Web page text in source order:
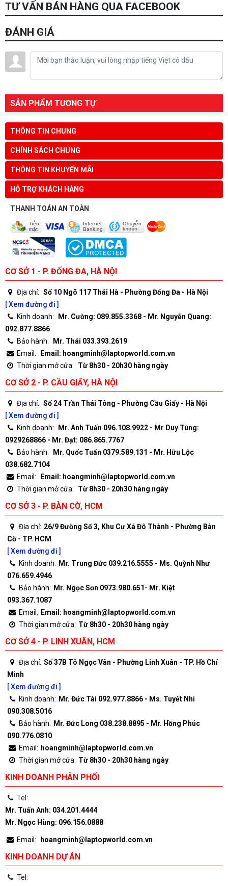
TƯ VẤN BÁN HÀNG QUA FACEBOOK
ĐÁNH GIÁ
SẢN PHẨM TƯƠNG TỰ
THÔNG TIN CHUNG
CHÍNH SÁCH CHUNG
THÔNG TIN KHUYẾN MÃI
HỖ TRỢ KHÁCH HÀNG
THANH TOÁN AN TOÀN
CƠ SỞ 1 - P. ĐỐNG ĐA, HÀ NỘI
Địa chỉ: Số 10 Ngõ 117 Thái Hà - Phường Đống Đa - Hà Nội
[ Xem đường đi ]
Kinh doanh:
Mr. Cường: 089.855.3368 - Mr. Nguyễn Quang:
092.877.8866
Bảo hành:
Mr. Thái 033.393.2619
Email:
Email: hoangminh@laptopworld.com.vn
Thời gian mở cửa:
Từ 8h30 - 20h30 hàng ngày
CƠ SỞ 2 - P. CẦU GIẤY, HÀ NỘI
Địa chỉ: Số 24 Trần Thái Tông - Phường Cầu Giấy - Hà Nội
[ Xem đường đi ]
Kinh doanh:
Mr. Anh Tuấn 096.108.9922 - Mr Duy Tùng:
0929268866 - Mr. Đạt: 086.865.7767
Bảo hành:
Mr. Quốc Tuấn 0379.589.131 - Mr. Hữu Lộc
038.682.7104
Email:
Email: hoangminh@laptopworld.com.vn
Thời gian mở cửa:
Từ 8h30 - 20h30 hàng ngày
CƠ SỞ 3 - P. BÀN CỜ, HCM
Địa chỉ: 26/9 Đường Số 3, Khu Cư Xá Đô Thành - Phường Bàn
Cờ - TP. HCM
[ Xem đường đi ]
Kinh doanh: Mr. Trung Đức 039.216.5555 - Ms. Quỳnh Như
076.659.4946
Bảo hành: Mr. Ngọc Sơn 0973.980.651- Mr. Kiệt
093.367.1087
Email: Email: hoangminh@laptopworld.com.vn
Thời gian mở cửa: Từ 8h30 - 20h30 hàng ngày
CƠ SỞ 4 - P. LINH XUÂN, HCM
Địa chỉ: Số 37B Tô Ngọc Vân - Phường Linh Xuân - TP. Hồ Chí
Minh
[ Xem đường đi ]
Kinh doanh: Mr. Đức Tài 092.977.8866 - Ms. Tuyết Nhi
090.308.5016
Bảo hành: Mr. Đức Long 038.238.8895 - Mr. Hồng Phúc
090.776.0810
Email: hoangminh@laptopworld.com.vn
Thời gian mở cửa: Từ 8h30 - 20h30 hàng ngày
KINH DOANH PHÂN PHỐI
Tel:
Mr. Tuấn Anh: 034.201.4444
Mr. Ngọc Hùng: 096.156.0888
Email: hoangminh@laptopworld.com.vn
KINH DOANH DỰ ÁN
Tel: